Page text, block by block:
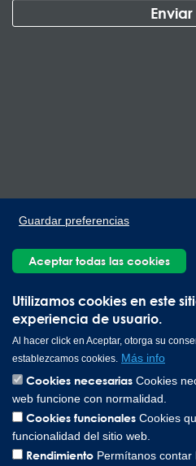
Utilizamos cookies en este
experiencia de usuario.
Al hacer click en Aceptar, otorga su
establezcamos cookies. Más info
Cookies necesarias Cookies
web funcione con normalidad.
Cookies funcionales Cookies
funcionalidad del sitio web.
Rendimiento Permítanos
Guardar preferencias
Aceptar todas las cookies
Industrial Kalos del Poniente,